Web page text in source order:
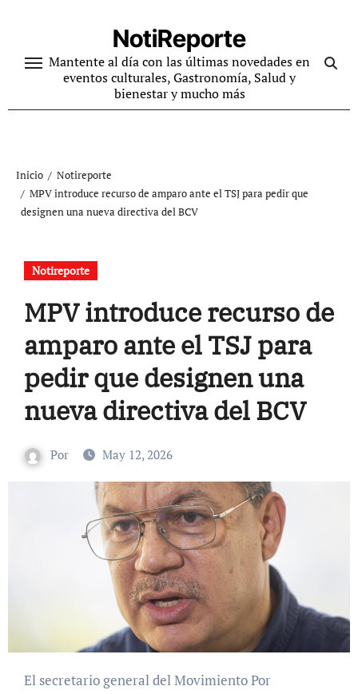
contenido
NotiReporte
Mantente al día con las últimas novedades en
eventos culturales, Gastronomía, Salud y
bienestar y mucho más
Inicio
Notireporte
MPV introduce recurso de amparo ante el TSJ para pedir que
designen una nueva directiva del BCV
Notireporte
MPV introduce recurso de
amparo ante el TSJ para
pedir que designen una
nueva directiva del BCV
Por May 12, 2026
El secretario general del Movimiento Por